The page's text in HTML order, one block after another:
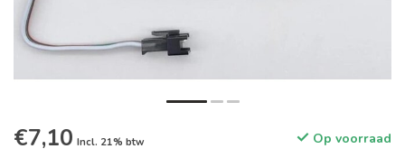
€7,10 Incl. 21% btw Op voorraad